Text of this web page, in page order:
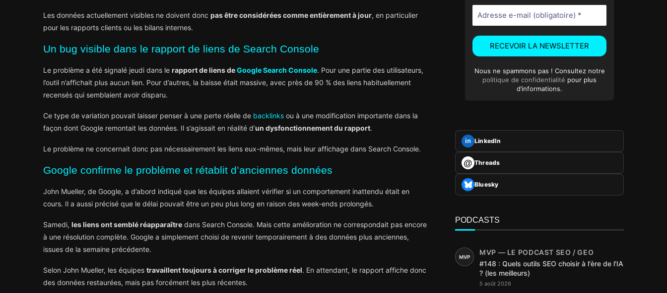
Les données actuellement visibles ne doivent donc pas être considérées comme entièrement à jour, en particulier
pour les rapports clients ou les bilans internes.
Un bug visible dans le rapport de liens de Search Console
Le problème a été signalé jeudi dans le rapport de liens deGoogle Search Console. Pour une partie des utilisateurs,
l’outil n’affichait plus aucun lien. Pour d’autres, la baisse était massive, avec près de 90 % des liens habituellement
recensés qui semblaient avoir disparu.
Ce type de variation pouvait laisser penser à une perte réelle de backlinks ou à une modification importante dans la
façon dont Google remontait les données. Il s’agissait en réalité d’un dysfonctionnement du rapport.
Le problème ne concernait donc pas nécessairement les liens eux-mêmes, mais leur affichage dans Search Console.
Google confirme le problème et rétablit d’anciennes données
John Mueller, de Google, a d’abord indiqué que les équipes allaient vérifier si un comportement inattendu était en
cours. Il a aussi précisé que le délai pouvait être un peu plus long en raison des week-ends prolongés.
Samedi, les liens ont semblé réapparaître dans Search Console. Mais cette amélioration ne correspondait pas encore
à une résolution complète. Google a simplement choisi de revenir temporairement à des données plus anciennes,
issues de la semaine précédente.
Selon John Mueller, les équipes travaillent toujours à corriger le problème réel. En attendant, le rapport affiche donc
des données restaurées, mais pas forcément les plus récentes.
Nous ne spammons pas ! Consultez notre
politique de confidentialité pour plus
d’informations.
in LinkedIn
@ Threads
Bluesky
PODCASTS
MVP
MVP — LE PODCAST SEO / GEO
#148 : Quels outils SEO choisir à l'ère de l'IA
? (les meilleurs)
5 août 2026